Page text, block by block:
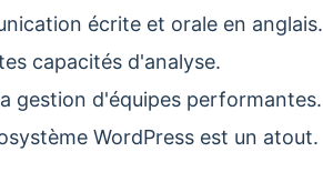
écrite et orale en anglais.
capacités d'analyse.
gestion d'équipes performantes.
WordPress est un atout.